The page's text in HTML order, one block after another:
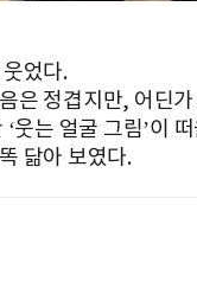
었다.
은 정겹지만, 어딘
웃는 얼굴 그림’이
닮아 보였다.